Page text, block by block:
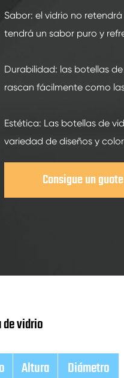
Sabor: el vidrio no
tendrá un sabor puro y
Durabilidad: las botellas
rascan fácilmente como
Estética: Las botellas de
variedad de diseños y
Consigue un guote
vidrio
Altura
Diámetro